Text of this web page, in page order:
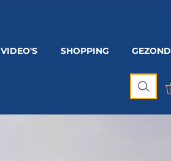
VIDEO'S SHOPPING